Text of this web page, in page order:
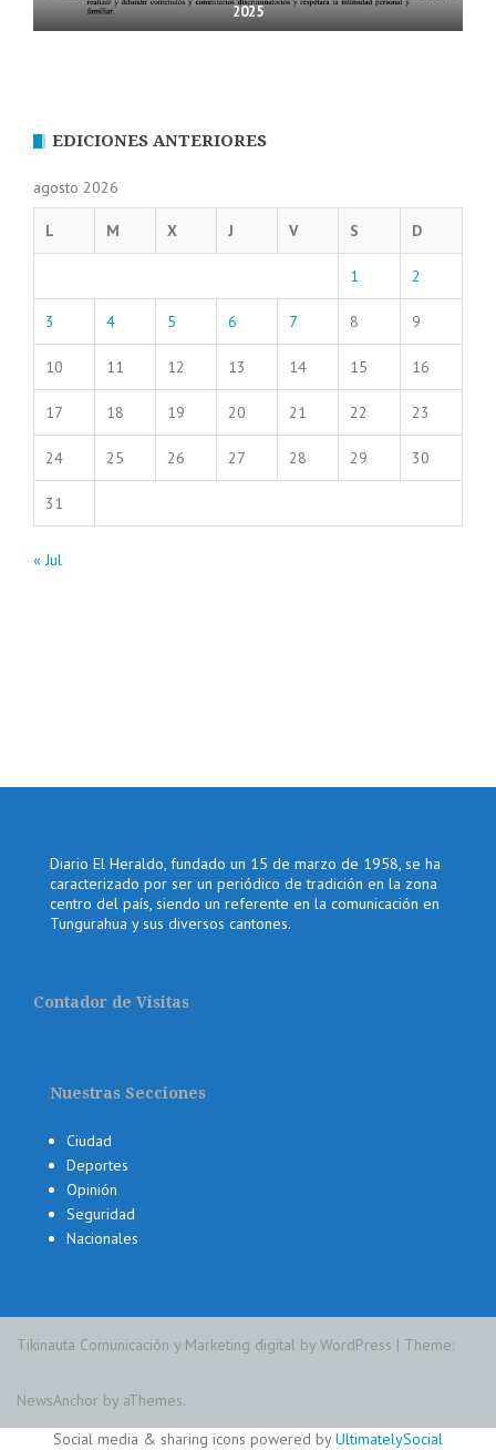
2025
EDICIONES ANTERIORES
agosto 2026
L M X J V S D
1 2
3 4 5 6 7 8 9
10 11 12 13 14 15 16
17 18 19 20 21 22 23
24 25 26 27 28 29 30
31
« Jul
Diario El Heraldo, fundado un 15 de marzo de 1958, se ha
caracterizado por ser un periódico de tradición en la zona
centro del país, siendo un referente en la comunicación en
Tungurahua y sus diversos cantones.
Contador de Visitas
Nuestras Secciones
Ciudad
Deportes
Opinión
Seguridad
Nacionales
Tikinauta Comunicación y Marketing digital by WordPress | Theme:
NewsAnchor by aThemes.
Social media & sharing icons powered byUltimatelySocial